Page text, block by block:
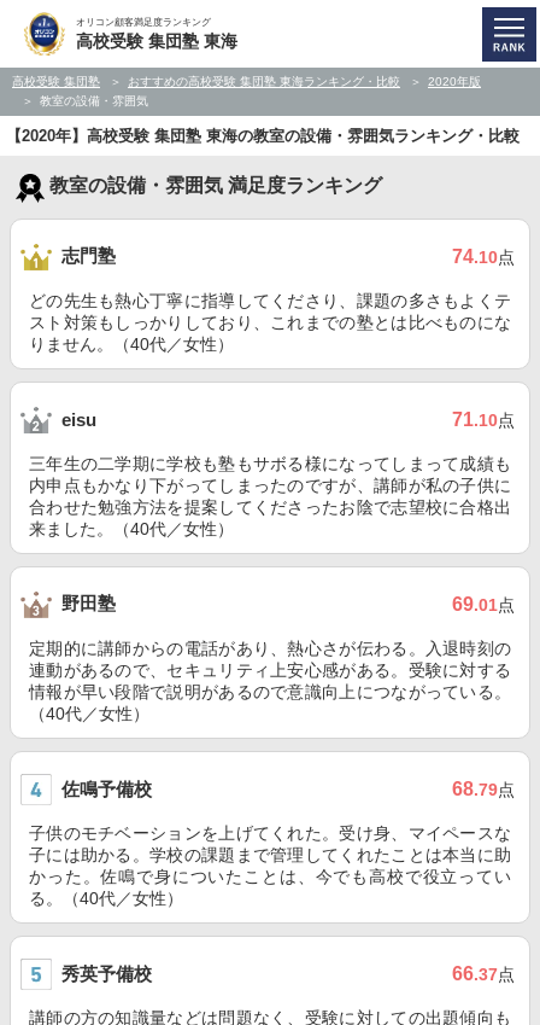
オリコン顧客満足度ランキング
高校受験 集団塾 東海
高校受験 集団塾 おすすめの高校受験 集団塾 東海ランキング・比較
2020年版
教室の設備・雰囲気
【2020年】高校受験 集団塾 東海の教室の設備・雰囲気ランキング・比較
教室の設備・雰囲気 満足度ランキング
志門塾 74.10点
どの先生も熱心丁寧に指導してくださり、課題の多さもよくテ
スト対策もしっかりしており、これまでの塾とは比べものにな
りません。（40代／女性）
eisu 71.10点
三年生の二学期に学校も塾もサボる様になってしまって成績も
内申点もかなり下がってしまったのですが、講師が私の子供に
合わせた勉強方法を提案してくださったお陰で志望校に合格出
来ました。（40代／女性）
野田塾 69.01点
定期的に講師からの電話があり、熱心さが伝わる。入退時刻の
連動があるので、セキュリティ上安心感がある。受験に対する
情報が早い段階で説明があるので意識向上につながっている。
（40代／女性）
佐鳴予備校 68.79点
子供のモチベーションを上げてくれた。受け身、マイペースな
子には助かる。学校の課題まで管理してくれたことは本当に助
かった。佐鳴で身についたことは、今でも高校で役立ってい
る。（40代／女性）
秀英予備校 66.37点
講師の方の知識量などは問題なく、受験に対しての出題傾向も